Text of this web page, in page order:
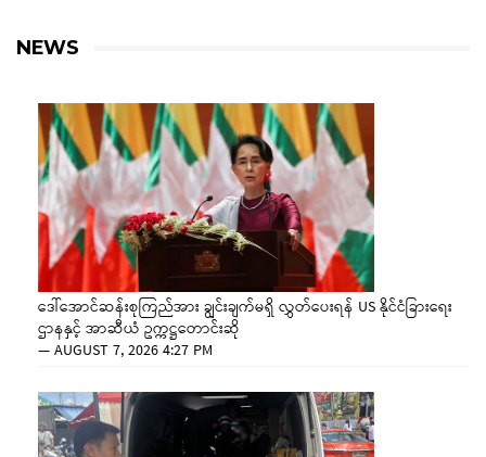
NEWS
ဒေါ်အောင်ဆန်းစုကြည်အား ချွင်းချက်မရှိ လွှတ်ပေးရန် US နိုင်ငံခြားရေး
ဌာနနှင့် အာဆီယံ ဥက္ကဋ္ဌတောင်းဆို
—AUGUST 7, 2026 4:27 PM